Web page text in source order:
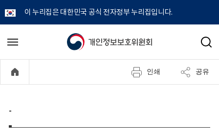
이 누리집은 대한민국 공식 전자정부 누리집입니다.
개
정
보
메
기
검
인쇄 공유
-